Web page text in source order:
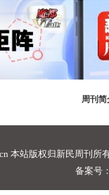
周刊简
本站版权归新民周刊所
备案号